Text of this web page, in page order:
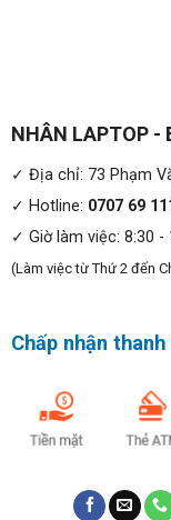
laptop gaming cùng
NHÂN LAPTOP -
✓ Địa chỉ: 73 Phạm
✓ Hotline: 0707 69
✓ Giờ làm việc: 8:30 -
(Làm việc từ Thứ 2 đến
Chấp nhận